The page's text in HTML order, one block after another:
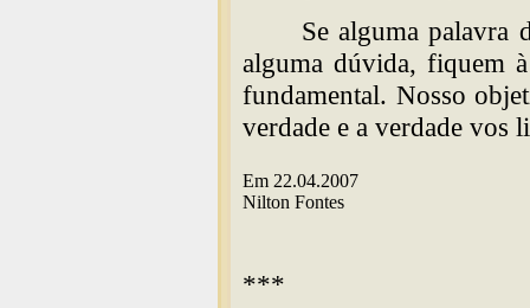
Se alguma palavra
alguma dúvida, fiquem
fundamental. Nosso
verdade e a verdade vos
Em 22.04.2007
Nilton Fontes
***